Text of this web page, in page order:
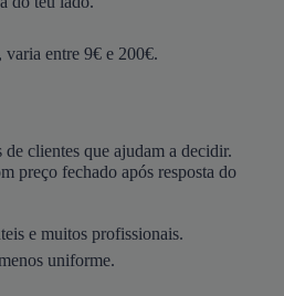
, varia entre 9€ e 200€.
clientes que ajudam a decidir.
preço fechado após resposta do
e muitos profissionais.
uniforme.